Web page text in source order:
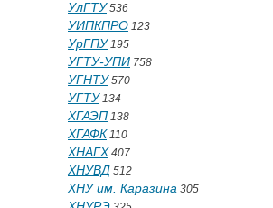
УлГТУ536
УИПКПРО 123
УрГПУ195
УГТУ-УПИ 758
УГНТУ570
УГТУ134
ХГАЭП 138
ХГАФК 110
ХНАГХ 407
ХНУВД 512
ХНУ им. Каразина 305